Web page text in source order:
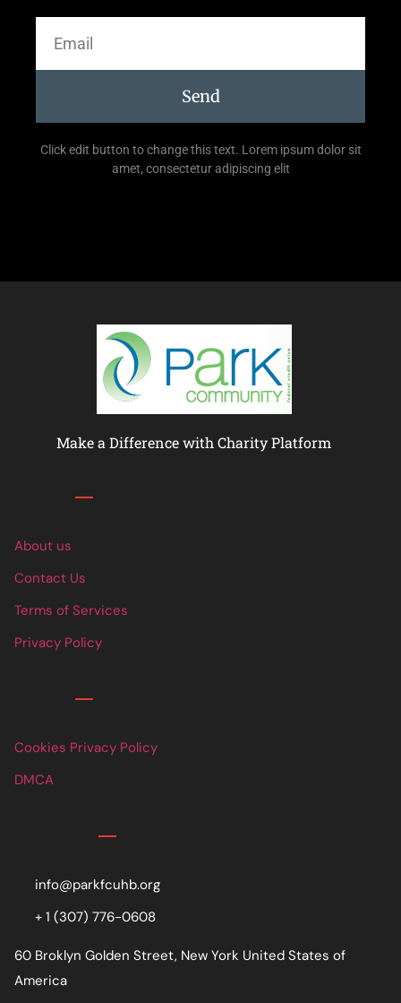
Send
Click edit button to change this text. Lorem ipsum dolor sit
amet, consectetur adipiscing elit
Make a Difference with Charity Platform
About us
Contact Us
Terms of Services
Privacy Policy
Cookies Privacy Policy
DMCA
info@parkfcuhb.org
+ 1 (307) 776-0608
60 Broklyn Golden Street, New York United States of
America